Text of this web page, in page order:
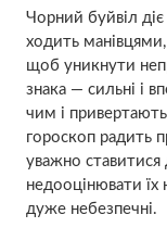
Чорний буйвіл
ходить
щоб уникнути
знака — сильні і
чим і
гороскоп радить
уважно ставитися
недооцінювати їх
дуже небезпечні.